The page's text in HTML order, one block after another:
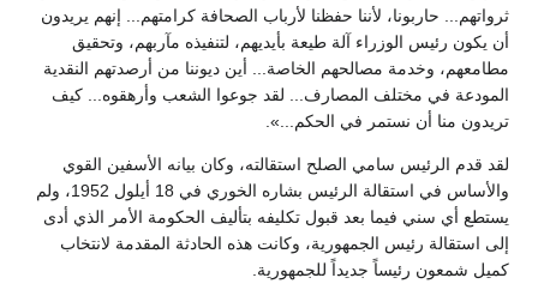
ثرواتهم... حاربونا، لأننا حفظنا لأرباب الصحافة كرامتهم... إنهم يريدون
أن يكون رئيس الوزراء آلة طيعة بأيديهم، لتنفيذه مآربهم، وتحقيق
مطامعهم، وخدمة مصالحهم الخاصة... أين ديوننا من أرصدتهم النقدية
المودعة في مختلف المصارف... لقد جوعوا الشعب وأرهقوه... كيف
تريدون منا أن نستمر في الحكم...».
لقد قدم الرئيس سامي الصلح استقالته، وكان بيانه الأسفين القوي
والأساس في استقالة الرئيس بشاره الخوري في 18 أيلول 1952، ولم
يستطع أي سني فيما بعد قبول تكليفه بتأليف الحكومة الأمر الذي أدى
إلى استقالة رئيس الجمهورية، وكانت هذه الحادثة المقدمة لانتخاب
كميل شمعون رئيساً جديداً للجمهورية.